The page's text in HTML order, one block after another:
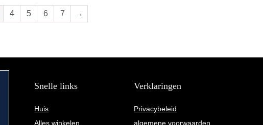
4 5 6 7 →
Snelle links
Huis
Alles winkelen
Verklaringen
Privacybeleid
algemene voorwaarden